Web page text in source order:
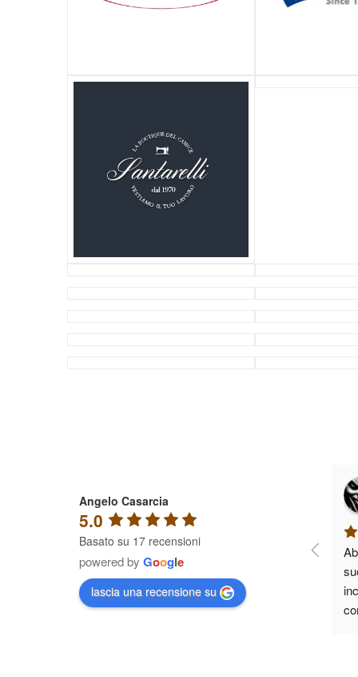
Angelo Casarcia
5.0
Basato su 17 recensioni
powered by Google
lascia una recensione su